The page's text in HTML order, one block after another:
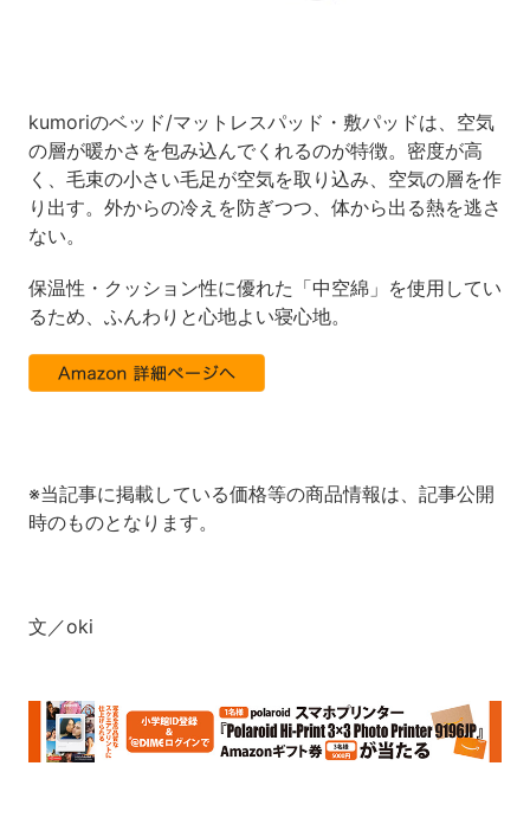
kumoriのベッド/マットレスパッド・敷パッドは、空気
の層が暖かさを包み込んでくれるのが特徴。密度が高
く、毛束の小さい毛足が空気を取り込み、空気の層を作
り出す。外からの冷えを防ぎつつ、体から出る熱を逃さ
ない。
保温性・クッション性に優れた「中空綿」を使用してい
るため、ふんわりと心地よい寝心地。
※当記事に掲載している価格等の商品情報は、記事公開
時のものとなります。
文／oki